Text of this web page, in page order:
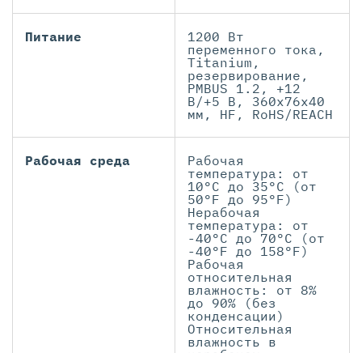
Питание
1200 Вт
переменного тока,
Titanium,
резервирование,
PMBUS 1.2, +12
В/+5 В, 360x76x40
мм, HF, RoHS/REACH
Рабочая среда
Рабочая
температура: от
10°C до 35°C (от
50°F до 95°F)
Нерабочая
температура: от
-40°C до 70°C (от
-40°F до 158°F)
Рабочая
относительная
влажность: от 8%
до 90% (без
конденсации)
Относительная
влажность в